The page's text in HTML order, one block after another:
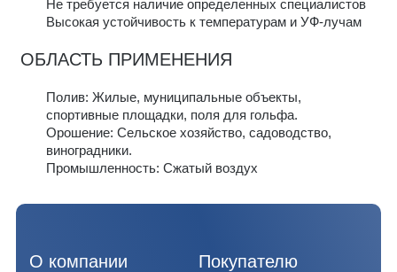
Не требуется наличие определенных специалистов
Высокая устойчивость к температурам и УФ-лучам
ОБЛАСТЬ ПРИМЕНЕНИЯ
Полив: Жилые, муниципальные объекты,
спортивные площадки, поля для гольфа.
Орошение: Сельское хозяйство, садоводство,
виноградники.
Промышленность: Сжатый воздух
О компании Покупателю